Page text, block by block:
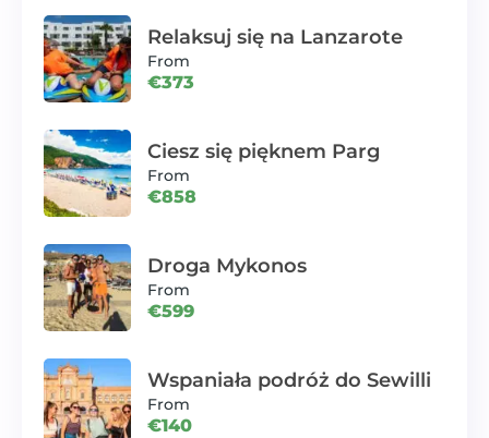
Relaksuj się na Lanzarote
From
€373
Ciesz się pięknem Parg
From
€858
Droga Mykonos
From
€599
Wspaniała podróż do Sewilli
From
€140